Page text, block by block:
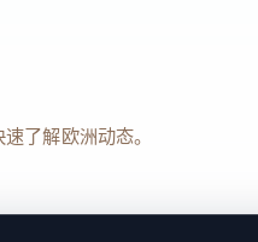
了解欧洲动态。